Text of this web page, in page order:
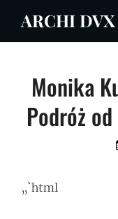
ARCHI DVX
Monika
Podróż
„`html
Nawigacja
wpisu